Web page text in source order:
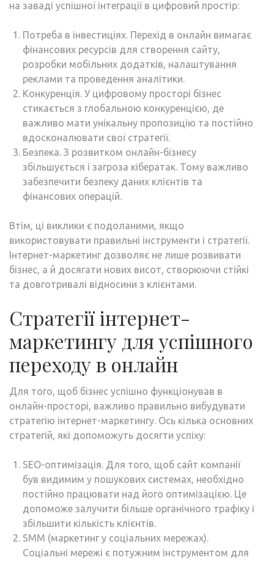
на заваді успішної інтеграції в цифровий простір:
Потреба в інвестиціях. Перехід в онлайн вимагає
фінансових ресурсів для створення сайту,
розробки мобільних додатків, налаштування
реклами та проведення аналітики.
Конкуренція. У цифровому просторі бізнес
стикається з глобальною конкуренцією, де
важливо мати унікальну пропозицію та постійно
вдосконалювати свої стратегії.
Безпека. З розвитком онлайн-бізнесу
збільшується і загроза кібератак. Тому важливо
забезпечити безпеку даних клієнтів та
фінансових операцій.
Втім, ці виклики є подоланими, якщо
використовувати правильні інструменти і стратегії.
Інтернет-маркетинг дозволяє не лише розвивати
бізнес, а й досягати нових висот, створюючи стійкі
та довготривалі відносини з клієнтами.
Стратегії інтернет-
маркетингу для успішного
переходу в онлайн
Для того, щоб бізнес успішно функціонував в
онлайн-просторі, важливо правильно вибудувати
стратегію інтернет-маркетингу. Ось кілька основних
стратегій, які допоможуть досягти успіху:
SEO-оптимізація. Для того, щоб сайт компанії
був видимим у пошукових системах, необхідно
постійно працювати над його оптимізацією. Це
допоможе залучити більше органічного трафіку і
збільшити кількість клієнтів.
SMM (маркетинг у соціальних мережах).
Соціальні мережі є потужним інструментом для